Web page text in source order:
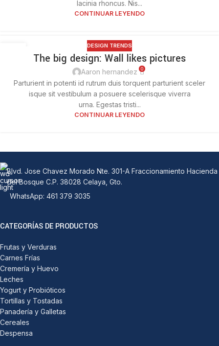
lacinia rhoncus. Nis...
CONTINUAR LEYENDO
DESIGN TRENDS
The big design: Wall likes pictures
Aaron hernandez 0
Parturient in potenti id rutrum duis torquent parturient sceler
isque sit vestibulum a posuere scelerisque viverra
urna. Egestas tristi...
CONTINUAR LEYENDO
Blvd. Jose Chavez Morado Nte. 301-A Fraccionamiento Hacienda
del Bosque C.P. 38028 Celaya, Gto.
WhatsApp: 461 379 3035
CATEGORÍAS DE PRODUCTOS
Frutas y Verduras
Carnes Frías
Cremería y Huevo
Leches
Yogurt y Probióticos
Tortillas y Tostadas
Panadería y Galletas
Cereales
Despensa